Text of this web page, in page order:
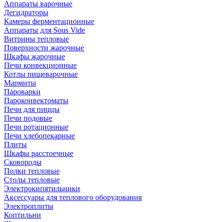
Аппараты варочные
Дегидраторы
Камеры ферментационные
Аппараты для Sous Vide
Витрины тепловые
Поверхности жарочные
Шкафы жарочные
Печи конвекционные
Котлы пищеварочные
Мармиты
Пароварки
Пароконвектоматы
Печи для пиццы
Печи подовые
Печи ротационные
Печи хлебопекарные
Плиты
Шкафы расстоечные
Сковороды
Полки тепловые
Столы тепловые
Электрокипятильники
Аксессуары для теплового оборудования
Электроплиты
Коптильни